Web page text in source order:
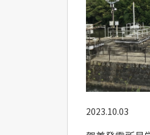
2023.10.03